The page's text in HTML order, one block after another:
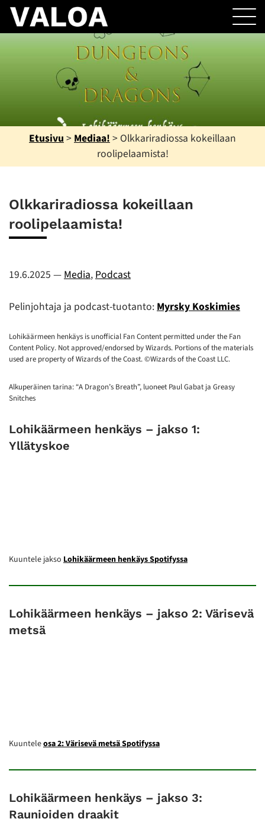
Etusivu > Mediaa! > Olkkariradiossa kokeillaan
roolipelaamista!
Olkkariradiossa kokeillaan
roolipelaamista!
19.6.2025 — Media, Podcast
Pelinjohtaja ja podcast-tuotanto: Myrsky Koskimies
Lohikäärmeen henkäys is unofficial Fan Content permitted under the Fan
Content Policy. Not approved/endorsed by Wizards. Portions of the materials
used are property of Wizards of the Coast. ©Wizards of the Coast LLC.
Alkuperäinen tarina: “A Dragon’s Breath”, luoneet Paul Gabat ja Greasy
Snitches
Lohikäärmeen henkäys – jakso 1:
Yllätyskoe
Kuuntele jakso Lohikäärmeen henkäys Spotifyssa
Lohikäärmeen henkäys – jakso 2: Värisevä
metsä
Kuunteleosa 2: Värisevä metsä Spotifyssa
Lohikäärmeen henkäys – jakso 3:
Raunioiden draakit